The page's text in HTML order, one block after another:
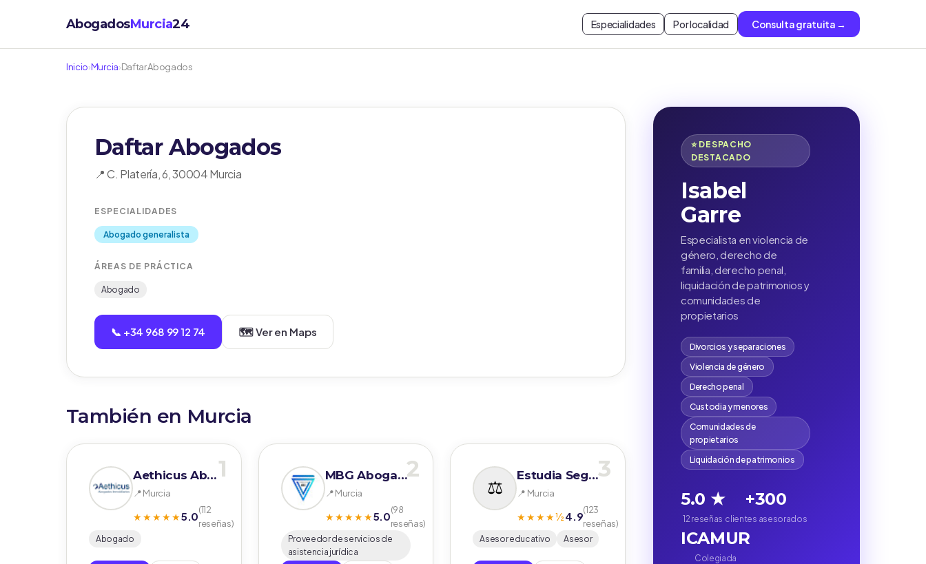
AbogadosMurcia24 Especialidades Por localidad Consulta gratuita →
Inicio›Murcia›Daftar Abogados
Daftar Abogados
📍 C. Platería, 6, 30004 Murcia
ESPECIALIDADES
Abogado generalista
ÁREAS DE PRÁCTICA
Abogado
📞 +34 968 99 12 74 🗺️ Ver en Maps
También en Murcia
1
Aethicus Abogados
📍 Murcia
★★★★★5.0(112
reseñas)
Abogado
2
MBG Abogados
📍 Murcia
★★★★★5.0(98
reseñas)
Proveedor de servicios de
asistencia jurídica
3
Estudia Seguro
📍 Murcia
★★★★½4.9(123
reseñas)
Asesor educativo Asesor
⭐ DESPACHO
DESTACADO
Isabel
Garre
Especialista en violencia de
género, derecho de
familia, derecho penal,
liquidación de patrimonios y
comunidades de
propietarios
Divorcios y separaciones
Violencia de género
Derecho penal
Custodia y menores
Comunidades de
propietarios
Liquidación de patrimonios
5.0 ★
12 reseñas
+300
clientes asesorados
ICAMUR
Colegiada